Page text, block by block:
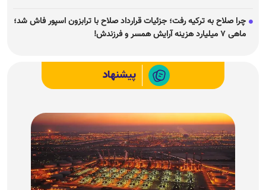
چرا صلاح به ترکیه رفت؛ جزئیات قرارداد صلاح با ترابزون اسپور فاش شد؛
ماهی ۷ میلیارد هزینه آرایش همسر و فرزندش!
پیشنهاد